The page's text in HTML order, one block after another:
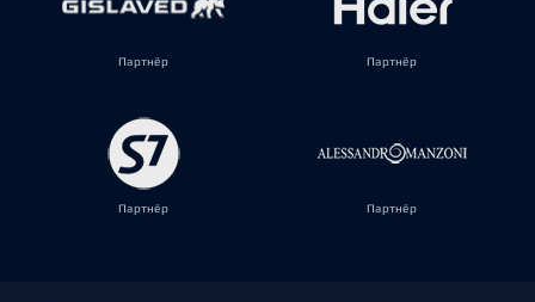
Партнёр Партнёр
Партнёр Партнёр